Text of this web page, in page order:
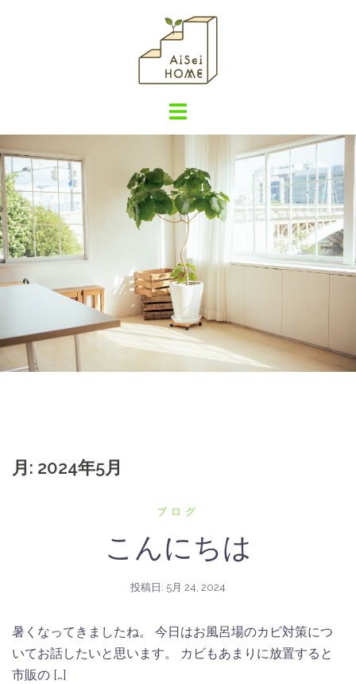
月: 2024年5月
ブログ
こんにちは
投稿日: 5月 24, 2024
暑くなってきましたね。 今日はお風呂場のカビ対策につ
いてお話したいと思います。 カビもあまりに放置すると
市販の […]